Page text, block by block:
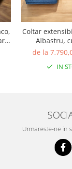
Coltar
Albastru,
depozitare,
de la
IN
Urmareste-ne in